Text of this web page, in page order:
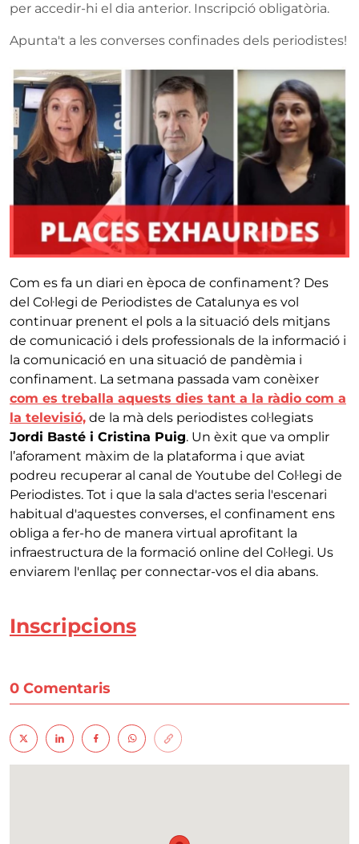
per accedir-hi el dia anterior. Inscripció obligatòria.
Apunta't a les converses confinades dels periodistes!
Com es fa un diari en època de confinament? Des
del Col·legi de Periodistes de Catalunya es vol
continuar prenent el pols a la situació dels mitjans
de comunicació i dels professionals de la informació i
la comunicació en una situació de pandèmia i
confinament. La setmana passada vam conèixer
com es treballa aquests dies tant a la ràdio com a
la televisió, de la mà dels periodistes col·legiats
Jordi Basté i Cristina Puig. Un èxit que va omplir
l’aforament màxim de la plataforma i que aviat
podreu recuperar al canal de Youtube del Col·legi de
Periodistes. Tot i que la sala d'actes seria l'escenari
habitual d'aquestes converses, el confinament ens
obliga a fer-ho de manera virtual aprofitant la
infraestructura de la formació online del Col·legi. Us
enviarem l'enllaç per connectar-vos el dia abans.
Inscripcions
0 Comentaris